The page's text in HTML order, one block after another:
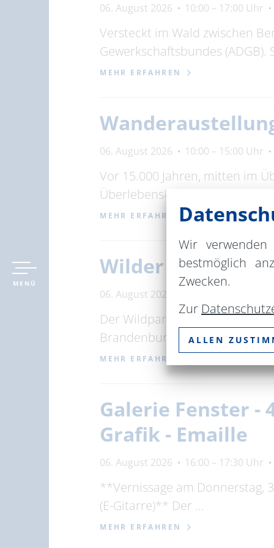
MENÜ
06. August 2026 10:00 – 17:00 Uhr
Versteckt im Wald zwischen
Gewerkschaftsbundes (ADGB).
MEHR ERFAHREN
06. August 2026 10:00 – 15:00 Uhr
Vor 15.000 Jahren, mitten im
Überlebenskünstler, Zersetzer
MEHR ERFAHREN
Wilder
06. August 2026
Der Wildpark Schorfheide
Brandenburg, im
MEHR ERFAHREN
Galerie Fenster -
Grafik - Emaille
06. August 2026 16:00 – 17:30 Uhr
**Vernissage am Donnerstag,
(E-Gitarre)** Der …
MEHR ERFAHREN
Wir
bestmöglich
Zwecken.
Zur
ALLEN